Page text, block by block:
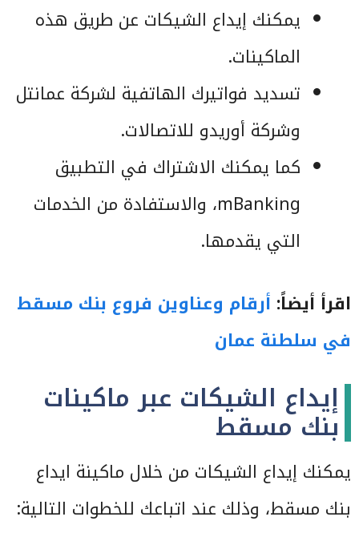
يمكنك إيداع الشيكات عن طريق هذه
الماكينات.
تسديد فواتيرك الهاتفية لشركة عمانتل
وشركة أوريدو للاتصالات.
كما يمكنك الاشتراك في التطبيق
mBanking، والاستفادة من الخدمات
التي يقدمها.
اقرأ أيضاً: أرقام وعناوين فروع بنك مسقط
في سلطنة عمان
إيداع الشيكات عبر ماكينات
بنك مسقط
يمكنك إيداع الشيكات من خلال ماكينة ايداع
بنك مسقط، وذلك عند اتباعك للخطوات التالية: